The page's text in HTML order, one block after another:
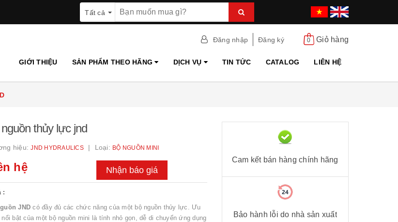
Tất cả
Đăng nhập Đăng ký 0 Giỏ hàng
GIỚI THIỆU SẢN PHẨM THEO HÃNG DỊCH VỤ TIN TỨC CATALOG LIÊN HỆ
thủy lực jnd
hiệu:JND HYDRAULICS Loại: BỘ NGUỒN MINI
hệ Nhận báo giá
:
JNDcó đầy đủ các chức năng của một bộ nguồn thủy lực. Ưu
nổi bật của một bộ nguồn mini là tính nhỏ gọn, dễ di chuyển ứng dụng
Cam kết bán hàng chính hãng
Bảo hành lỗi do nhà sản xuất